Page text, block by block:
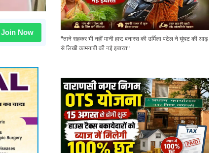
Now
"ताने सहकर भी नहीं मानी हार: बनारस की उर्मिला पटेल ने घूंघट की आड़
से लिखी कामयाबी की नई इबारत"